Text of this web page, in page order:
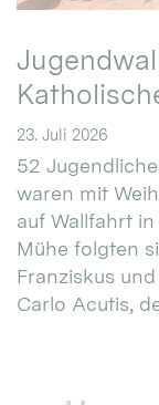
23. Juli 2026
52
waren mit
auf Wallfahrt
Mühe folgten
Franziskus
Carlo Acutis,